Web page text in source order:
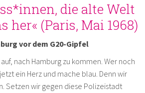
die alte Welt
her« (Paris, Mai 1968)
vor dem G20-Gipfel
nach Hamburg zu kommen. Wer noch
ein Herz und mache blau. Denn wir
Setzen wir gegen diese Polizeistadt